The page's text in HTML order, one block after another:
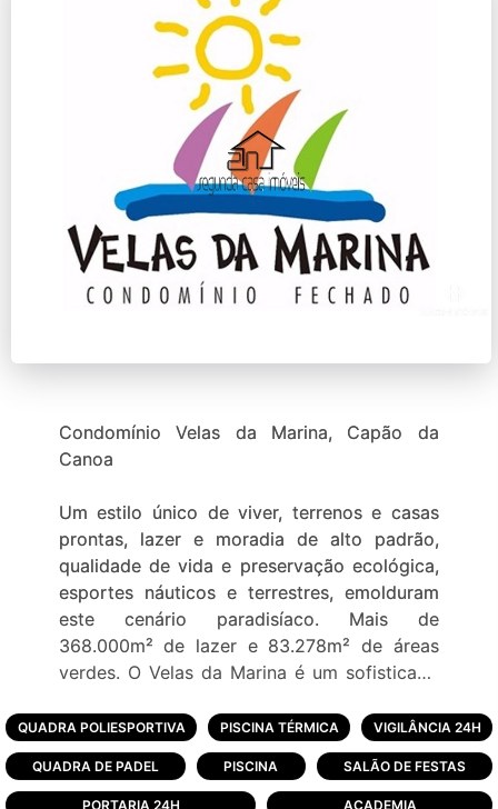
Condomínio Velas da Marina, Capão da
Canoa
Um estilo único de viver, terrenos e casas
prontas, lazer e moradia de alto padrão,
qualidade de vida e preservação ecológica,
esportes náuticos e terrestres, emolduram
este cenário paradisíaco. Mais de
368.000m² de lazer e 83.278m² de áreas
verdes. O Velas da Marina é um sofisticado
dos quadros junto a natureza e com duas
marinas exclusivas. Você é nosso convidado
especial para conhecer esse novo conceito
QUADRA POLIESPORTIVA PISCINA TÉRMICA VIGILÂNCIA 24H
QUADRA DE PADEL PISCINA SALÃO DE FESTAS
PORTARIA 24H ACADEMIA